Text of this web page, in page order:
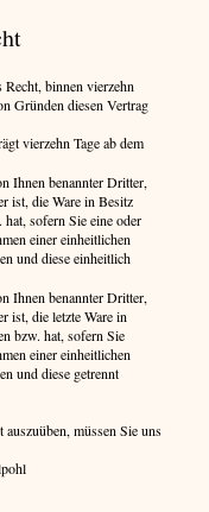
Recht, binnen vierzehn
Gründen diesen Vertrag
vierzehn Tage ab dem
Ihnen benannter Dritter,
ist, die Ware in Besitz
hat, sofern Sie eine oder
einer einheitlichen
und diese einheitlich
Ihnen benannter Dritter,
ist, die letzte Ware in
bzw. hat, sofern Sie
einer einheitlichen
und diese getrennt
müssen Sie uns